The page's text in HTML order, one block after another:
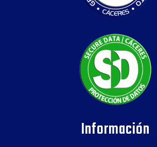
Información